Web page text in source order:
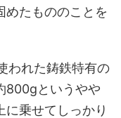
めたもののことを
われた鋳鉄特有の
800gというやや
乗せてしっかり